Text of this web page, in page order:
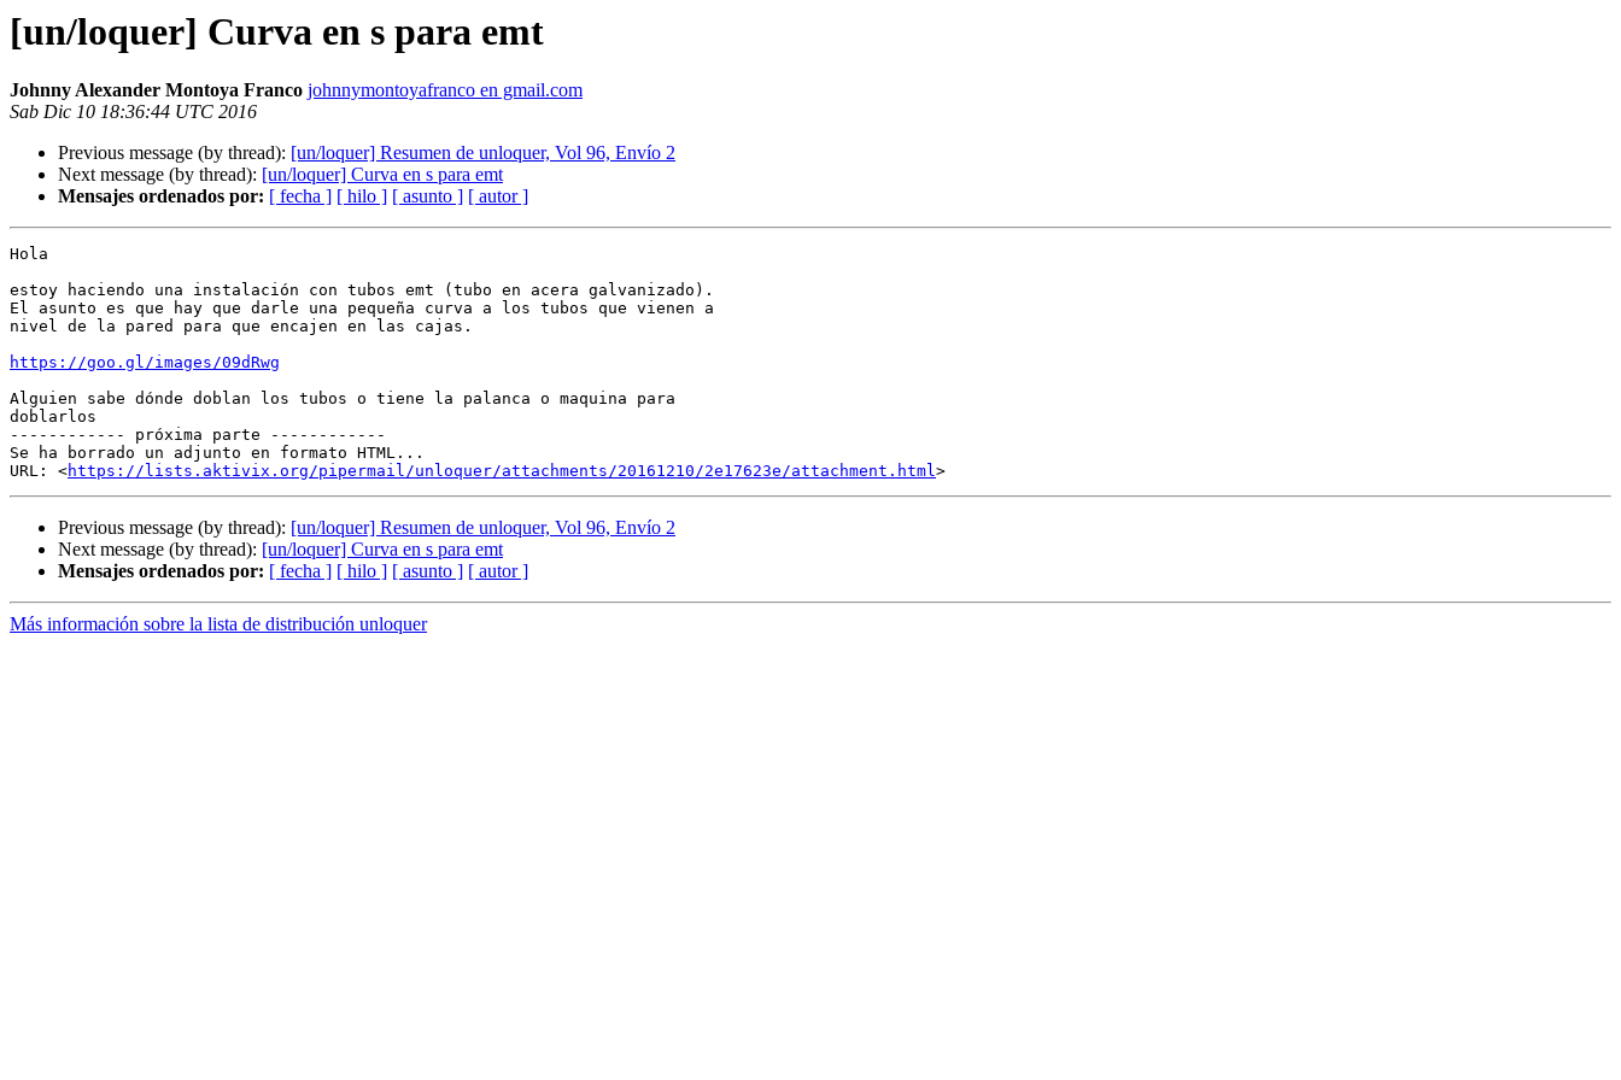
[un/loquer] Curva en s para emt
Johnny Alexander Montoya Franco johnnymontoyafranco en gmail.com
Sab Dic 10 18:36:44 UTC 2016
Previous message (by thread): [un/loquer] Resumen de unloquer, Vol 96, Envío 2
Next message (by thread): [un/loquer] Curva en s para emt
Mensajes ordenados por: [ fecha ] [ hilo ] [ asunto ] [ autor ]
Hola
estoy haciendo una instalación con tubos emt (tubo en acera galvanizado).
El asunto es que hay que darle una pequeña curva a los tubos que vienen a
nivel de la pared para que encajen en las cajas.
https://goo.gl/images/09dRwg
Alguien sabe dónde doblan los tubos o tiene la palanca o maquina para
doblarlos
------------ próxima parte ------------
Se ha borrado un adjunto en formato HTML...
URL: <https://lists.aktivix.org/pipermail/unloquer/attachments/20161210/2e17623e/attachment.html
Previous message (by thread): [un/loquer] Resumen de unloquer, Vol 96, Envío 2
Next message (by thread): [un/loquer] Curva en s para emt
Mensajes ordenados por: [ fecha ] [ hilo ] [ asunto ] [ autor ]
Más información sobre la lista de distribución unloquer